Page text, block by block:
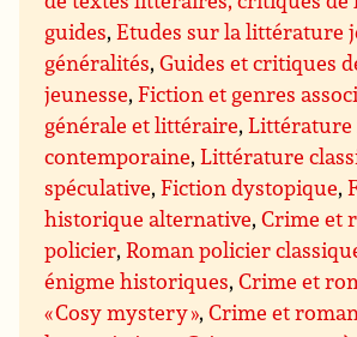
guides,Etudes sur la littérature
généralités,Guides et critiques
jeunesse,Fiction et genres
générale et littéraire,Littérature
contemporaine,Littérature
spéculative,Fiction dystopique,
historique alternative,Crime et
policier,Roman policier
énigme historiques,Crime et
« Cosy mystery »,Crime et